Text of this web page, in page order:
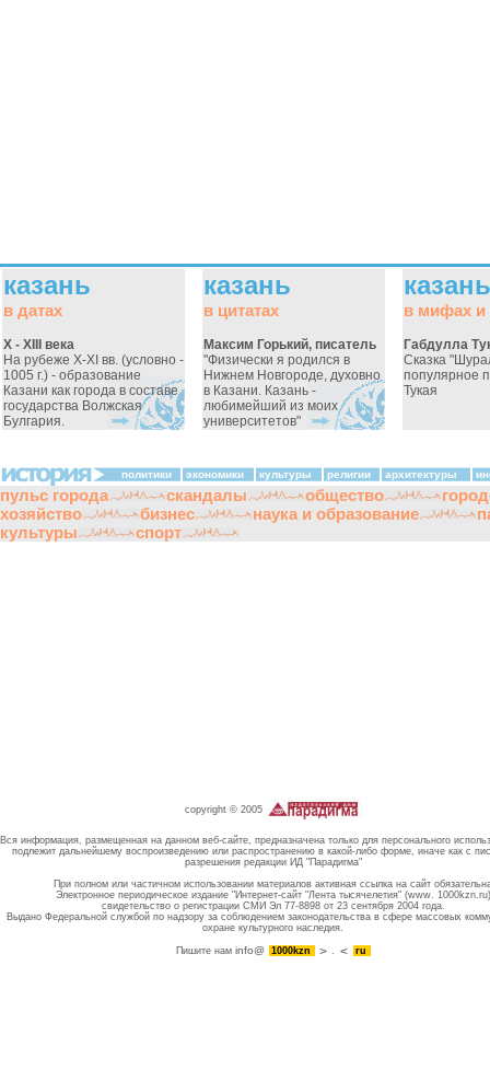
казань
в датах
X - XIII века
На рубеже X-XI вв. (условно -
1005 г.) - образование
Казани как города в составе
государства Волжская
Булгария.
казань
в цитатах
Максим Горький, писатель
"Физически я родился в
Нижнем Новгороде, духовно
в Казани. Казань -
любимейший из моих
университетов"
казань
в мифах и
Габдулла
Сказка
популярное
Тукая
политики экономики культуры религии архитектуры
пульс города скандалы общество
хозяйство
бизнес наука и образование
культуры
спорт
copyright © 2005
Вся информация, размещенная на данном веб-сайте, предназначена только для персонального
подлежит дальнейшему воспроизведению или распространению в какой-либо форме, иначе как с
разрешения редакции ИД "Парадигма"
При полном или частичном использовании материалов активная ссылка на сайт
Электронное периодическое издание "Интернет-сайт "Лента тысячелетия" (www. 1000kzn.ru)
свидетельство о регистрации СМИ Эл 77-8898 от 23 сентября 2004 года.
Выдано Федеральной службой по надзору за соблюдением законодательства в сфере массовых
охране культурного наследия.
Пишите намinfo@ 1000kzn . ru